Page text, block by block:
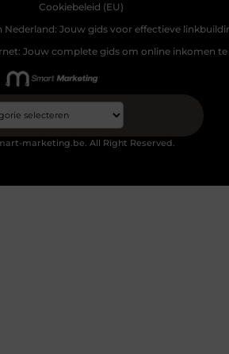
Cookiebeleid (EU)
Nederland: Jouw gids voor effectieve
Jouw complete gids om online inkomen
marketing.be. All Right Reserved.